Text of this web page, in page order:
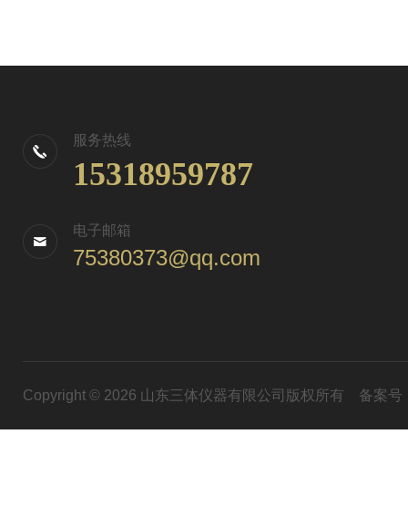
服务热线
15318959787
电子邮箱
75380373@qq.com
Copyright © 2026 山东三体仪器有限公司版权所有 备案号